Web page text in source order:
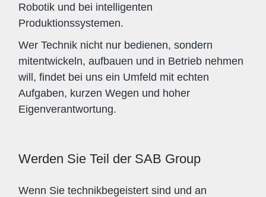
Robotik und bei intelligenten
Produktionssystemen.
Wer Technik nicht nur bedienen, sondern
mitentwickeln, aufbauen und in Betrieb nehmen
will, findet bei uns ein Umfeld mit echten
Aufgaben, kurzen Wegen und hoher
Eigenverantwortung.
Werden Sie Teil der SAB Group
Wenn Sie technikbegeistert sind und an